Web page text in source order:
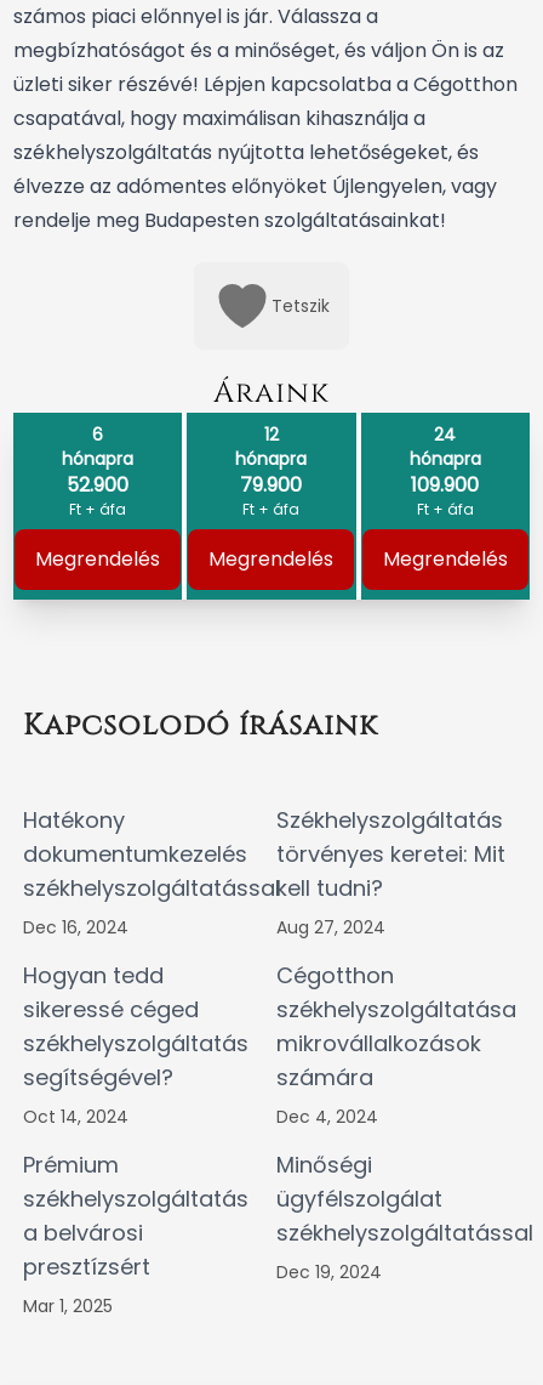
számos piaci előnnyel is jár. Válassza a
megbízhatóságot és a minőséget, és váljon Ön is az
üzleti siker részévé! Lépjen kapcsolatba a Cégotthon
csapatával, hogy maximálisan kihasználja a
székhelyszolgáltatás nyújtotta lehetőségeket, és
élvezze az adómentes előnyöket Újlengyelen, vagy
rendelje meg Budapesten szolgáltatásainkat!
Tetszik
Áraink
6
hónapra
52.900
Ft + áfa
Megrendelés
12
hónapra
79.900
Ft + áfa
Megrendelés
24
hónapra
109.900
Ft + áfa
Megrendelés
Kapcsolodó írásaink
Hatékony
dokumentumkezelés
székhelyszolgáltatással
Dec 16, 2024
Székhelyszolgáltatás
törvényes keretei: Mit
kell tudni?
Aug 27, 2024
Hogyan tedd
sikeressé céged
székhelyszolgáltatás
segítségével?
Oct 14, 2024
Cégotthon
székhelyszolgáltatása
mikrovállalkozások
számára
Dec 4, 2024
Prémium
székhelyszolgáltatás
a belvárosi
presztízsért
Mar 1, 2025
Minőségi
ügyfélszolgálat
székhelyszolgáltatással
Dec 19, 2024